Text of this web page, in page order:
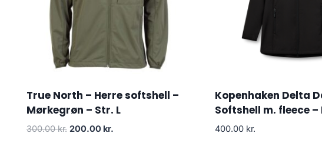
True North – Herre softshell –
Mørkegrøn – Str. L
300.00kr. Original
200.00 kr.Current
Kopenhaken Delta
Softshell m. fleece
400.00 kr.